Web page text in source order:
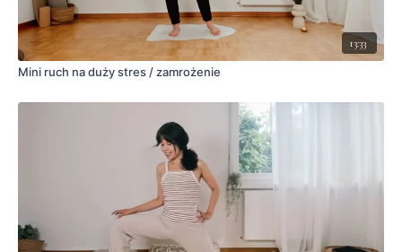
13:33
Mini ruch na duży stres / zamrożenie